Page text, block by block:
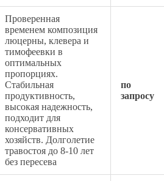
Проверенная
временем композиция
люцерны, клевера и
тимофеевки в
оптимальных
пропорциях.
Стабильная
продуктивность,
высокая надежность,
подходит для
консервативных
хозяйств. Долголетие
травостоя до 8-10 лет
без пересева
по
запросу